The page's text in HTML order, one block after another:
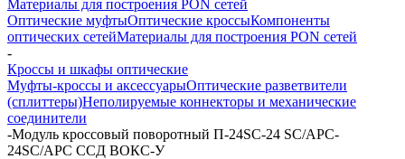
Материалы для построения PON сетей
Оптические муфтыОптические кроссыКомпоненты
оптических сетейМатериалы для построения PON сетей
-
Кроссы и шкафы оптические
Муфты-кроссы и аксессуарыОптические разветвители
(сплиттеры)Неполируемые коннекторы и механические
соединители
-Модуль кроссовый поворотный П-24SC-24 SC/APC-
24SC/APC CCД ВОКС-У